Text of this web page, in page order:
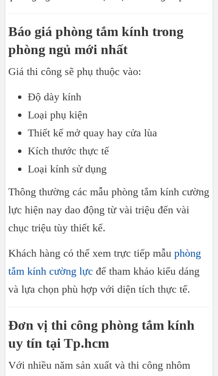
Báo giá phòng tắm kính trong
phòng ngủ mới nhất
Giá thi công sẽ phụ thuộc vào:
Độ dày kính
Loại phụ kiện
Thiết kế mở quay hay cửa lùa
Kích thước thực tế
Loại kính sử dụng
Thông thường các mẫu phòng tắm kính cường
lực hiện nay dao động từ vài triệu đến vài
chục triệu tùy thiết kế.
Khách hàng có thể xem trực tiếp mẫu phòng
tắm kính cường lực để tham khảo kiểu dáng
và lựa chọn phù hợp với diện tích thực tế.
Đơn vị thi công phòng tắm kính
uy tín tại Tp.hcm
Với nhiều năm sản xuất và thi công nhôm